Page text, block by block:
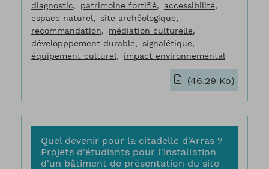
diagnostic
patrimoine fortifié
accessibilité
espace naturel
site archéologique
recommandation
médiation culturelle
développpement durable
signalétique
équipement culturel
impact environnemental
(46.29 Ko)
Quel devenir pour la citadelle d'Arras ?
Projets d'étudiants pour l'installation
d'un bâtiment de présentation du site